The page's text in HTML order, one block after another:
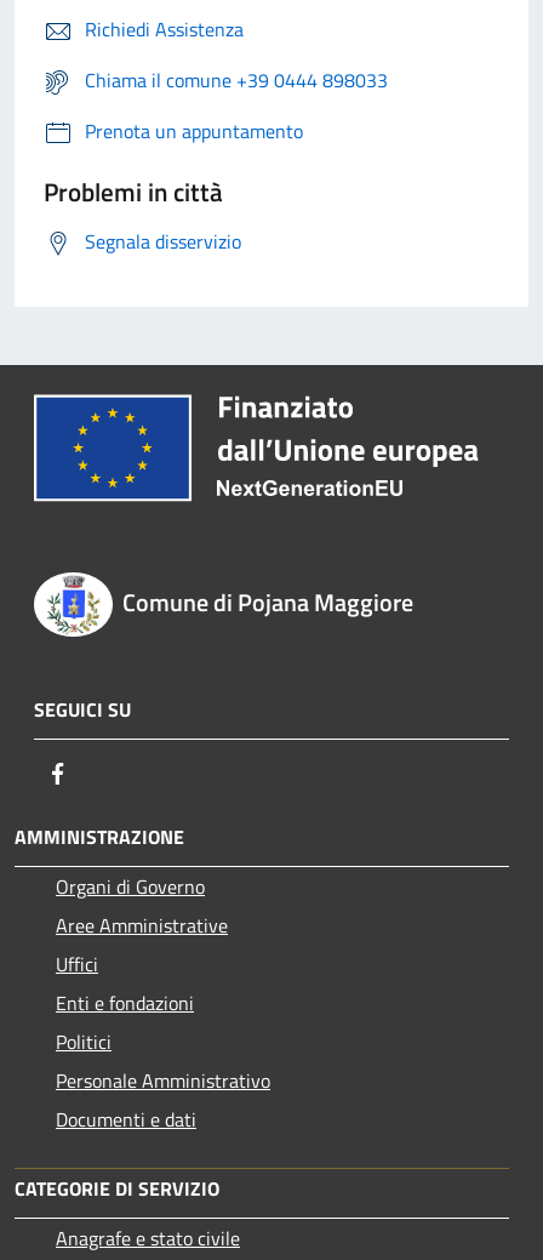
Richiedi Assistenza
Chiama il comune +39 0444 898033
Prenota un appuntamento
Problemi in città
Segnala disservizio
Comune di Pojana Maggiore
SEGUICI SU
AMMINISTRAZIONE
Organi di Governo
Aree Amministrative
Uffici
Enti e fondazioni
Politici
Personale Amministrativo
Documenti e dati
CATEGORIE DI SERVIZIO
Anagrafe e stato civile